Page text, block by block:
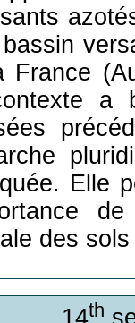
France
a
Elle
des
14th